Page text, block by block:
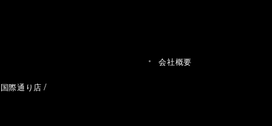
際通り店
会社概要